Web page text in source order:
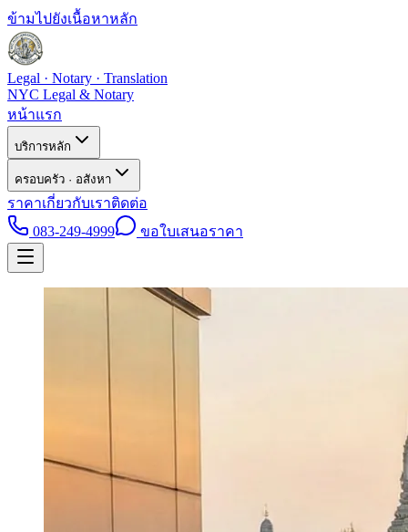
ข้ามไปยังเนื้อหาหลัก
Legal · Notary · Translation
NYC Legal & Notary
หน้าแรก
บริการหลัก
ครอบครัว · อสังหา
ราคาเกี่ยวกับเราติดต่อ
083-249-4999
ขอใบเสนอราคา